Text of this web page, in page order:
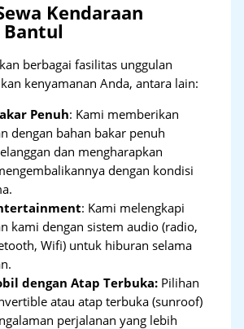
Kendaraan
Bantul
berbagai fasilitas unggulan
kenyamanan Anda, antara lain:
Penuh: Kami memberikan
dengan bahan bakar penuh
dan mengharapkan
dengan kondisi
: Kami melengkapi
kami dengan sistem audio (radio,
Wifi) untuk hiburan selama
dengan Atap Terbuka: Pilihan
atau atap terbuka (sunroof)
perjalanan yang lebih